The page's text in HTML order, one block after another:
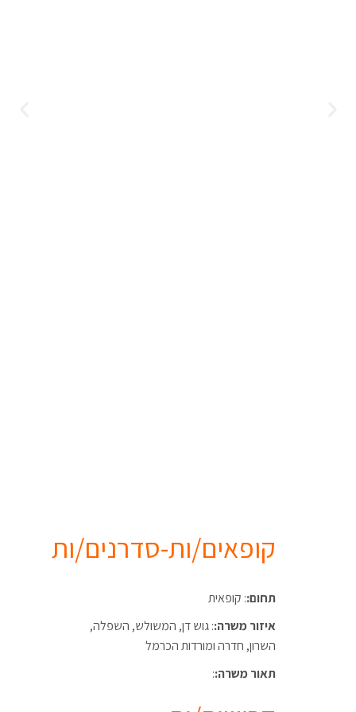
קופאים/ות-סדרנים/ות
תחום:: קופאית
איזור משרה:: גוש דן, המשולש, השפלה,
השרון, חדרה ומורדות הכרמל
תאור משרה::